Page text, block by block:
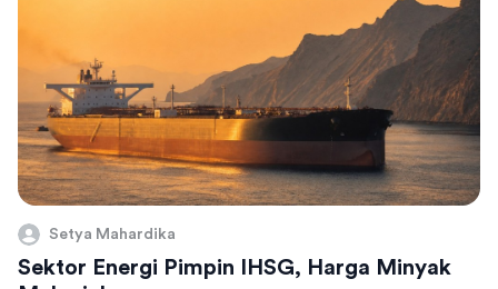
Setya Mahardika
Sektor Energi Pimpin IHSG, Harga Minyak